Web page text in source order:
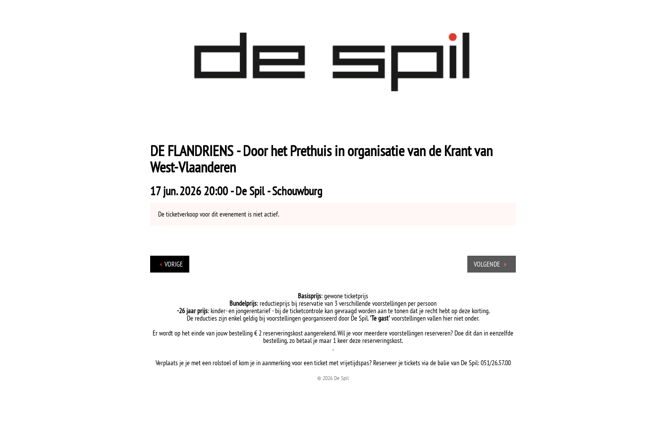
DE FLANDRIENS - Door het Prethuis in organisatie van de Krant van
West-Vlaanderen
17 jun. 2026 20:00 - De Spil - Schouwburg
De ticketverkoop voor dit evenement is niet actief.
VOLGENDE
VORIGE
Basisprijs: gewone ticketprijs
Bundelprijs: reductieprijs bij reservatie van 3 verschillende voorstellingen per persoon
-26 jaar prijs: kinder- en jongerentarief - bij de ticketcontrole kan gevraagd worden aan te tonen dat je recht hebt op deze korting.
De reducties zijn enkel geldig bij voorstellingen georganiseerd door De Spil.'Te gast'voorstellingen vallen hier niet onder.
Er wordt op het einde van jouw bestelling € 2 reserveringskost aangerekend. Wil je voor meerdere voorstellingen reserveren? Doe dit dan in eenzelfde
bestelling, zo betaal je maar 1 keer deze reserveringskost.
.
Verplaats je je met een rolstoel of kom je in aanmerking voor een ticket met vrijetijdspas? Reserveer je tickets via de balie van De Spil: 051/26.57.00
© 2026 De Spil